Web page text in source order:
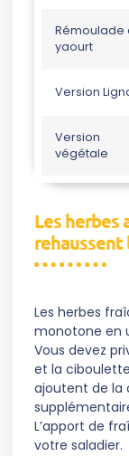
Rémoulade
yaourt
Version
Version
végétale
Les herbes
rehaussent
Les herbes
monotone en
Vous devez
et la
ajoutent de la
L’apport de
votre saladier.